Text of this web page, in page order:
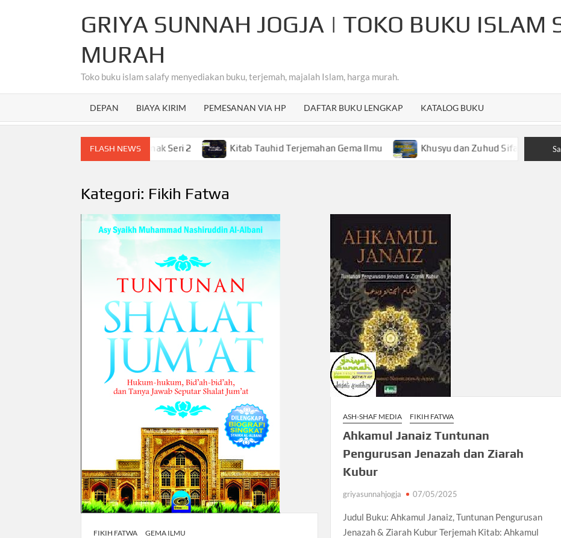
GRIYA SUNNAH JOGJA | TOKO BUKU ISLAM
MURAH
Toko buku islam salafy menyediakan buku, terjemah, majalah Islam, harga murah.
DEPAN BIAYA KIRIM PEMESANAN VIA HP DAFTAR BUKU LENGKAP KATALOG BUKU
FLASH NEWS
Arab Untuk Anak-Anak Seri 2 Kitab Tauhid Terjemahan Gema Ilmu Khusyu dan Zuhud Sifat Mulia Hamba Ar-
Kategori: Fikih Fatwa
FIKIH FATWA GEMA ILMU
ASH-SHAF MEDIA FIKIH FATWA
Ahkamul Janaiz Tuntunan
Pengurusan Jenazah dan Ziarah
Kubur
griyasunnahjogja 07/05/2025
Judul Buku: Ahkamul Janaiz, Tuntunan Pengurusan
Jenazah & Ziarah Kubur Terjemah Kitab: Ahkamul